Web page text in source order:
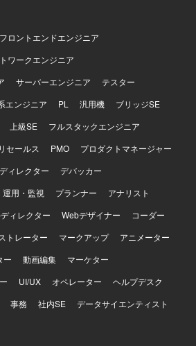
ライアントへの提案まで一連のプロ
運営ディレクターやリードプランナ
アルゲームの運営プロジェクトにお
活用した分析および資料作成を行う
ただきます。
フロントエンドエンジニア
ワークエンジニア
サーバーエンジニア
テスター
エンジニア PL 汎用機
ブリッジSE
上級SE
フルスタックエンジニア
セールス PMO
プロダクトマネージャー
ィレクター
デバッカー
運用・監視 プランナー
アナリスト
ィレクター Webデザイナー
コーダー
トレーター マークアップ
アニメーター
ー 動画編集
マーケター
UI/UX オペレーター
ヘルプデスク
事務 社内SE
データサイエンティスト